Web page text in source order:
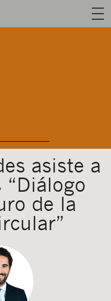
CONTACTO
ESPAÑOL
asiste a
“Diálogo
de la